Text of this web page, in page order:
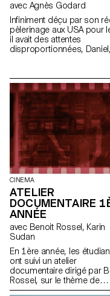
avec Agnès Godard
Infiniment déçu par son
pèlerinage aux USA pour
il avait des attentes
disproportionnées,
morne et voit un jour
devant lui un cowboy
fantomatique qui lui confie
mission : voler une Chevy
Camino.
CINEMA
ATELIER
DOCUMENTAIRE
ANNÉE
avec Benoit Rossel, Karin
Sudan
En 1ère année, les
ont suivi un atelier
documentaire dirigé par
Rossel, sur le thème de
l'interview.